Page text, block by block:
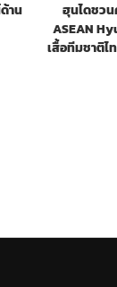
าน
ฮุนไดชวน
ASEAN
เสื้อทีมชาติไ